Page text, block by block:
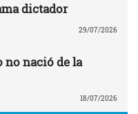
dictador
29/07/2026
nació de la
18/07/2026